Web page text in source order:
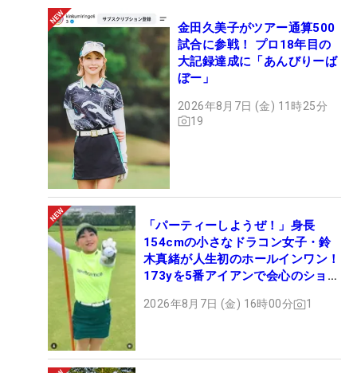
金田久美子がツアー通算500
試合に参戦！ プロ18年目の
大記録達成に「あんびりーば
ぼー」
2026年8月7日 (金) 11時25分
19
「パーティーしようぜ！」身長
154cmの小さなドラコン女子・鈴
木真緒が人生初のホールインワン！
173yを5番アイアンで会心のショッ
2026年8月7日 (金) 16時00分 1